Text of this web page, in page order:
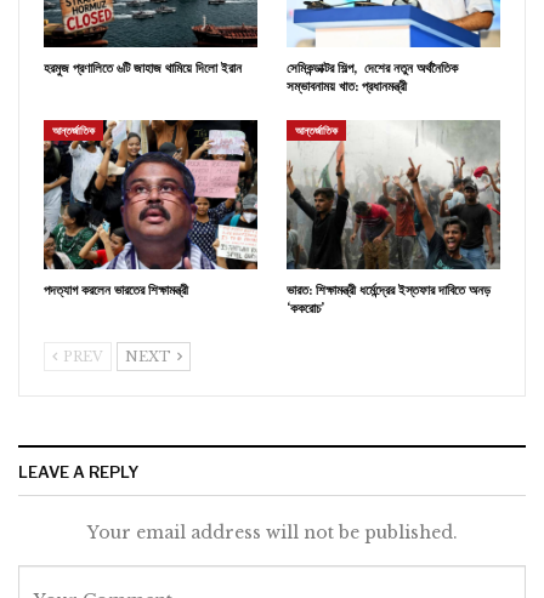
হরমুজ প্রণালিতে ৬টি জাহাজ থামিয়ে দিলো ইরান
সেমিকন্ডাক্টর শিল্প, দেশের নতুন অর্থনৈতিক
সম্ভাবনাময় খাত: প্রধানমন্ত্রী
আন্তর্জাতিক
পদত্যাগ করলেন ভারতের শিক্ষামন্ত্রী
আন্তর্জাতিক
ভারত: শিক্ষামন্ত্রী ধর্মেন্দ্রের ইস্তফার দাবিতে অনড়
‘ককরোচ’
PREV NEXT
LEAVE A REPLY
Your email address will not be published.